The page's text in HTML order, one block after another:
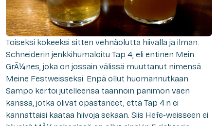
Toiseksi kokeeksi sitten vehnäolutta hiivalla ja ilman.
Schneiderin jenkkihumaloitu Tap 4, eli entinen Mein
GrÃ¼nes, joka on jossain välissä muuttanut nimensä
Meine Festweisseksi. Enpä ollut huomannutkaan.
Sampo kertoi jutelleensa taannoin panimon väen
kanssa, jotka olivat opastaneet, että Tap 4:n ei
kannattaisi kaataa hiivoja sekaan. Siis Hefe-weisseen ei